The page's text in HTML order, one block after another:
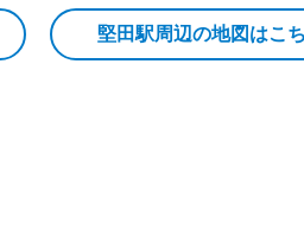
堅田駅周辺の地図はこ